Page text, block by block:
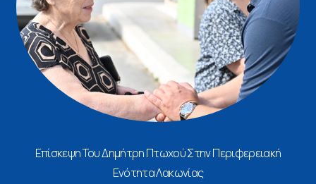
Επίσκεψη Του Δημήτρη Πτωχού Στην Περιφερειακή
Ενότητα Λακωνίας